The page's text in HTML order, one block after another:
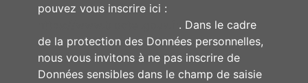
pouvez vous inscrire ici :
. Dans le cadre
de la protection des Données personnelles,
nous vous invitons à ne pas inscrire de
Données sensibles dans le champ de saisie